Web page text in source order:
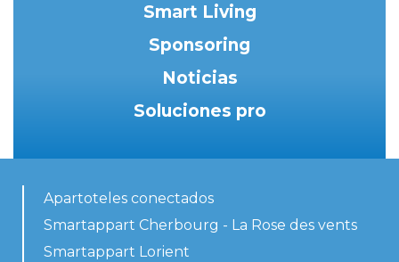
Smart Living
Sponsoring
Noticias
Soluciones pro
Apartoteles conectados
Smartappart Cherbourg - La Rose des vents
Smartappart Lorient